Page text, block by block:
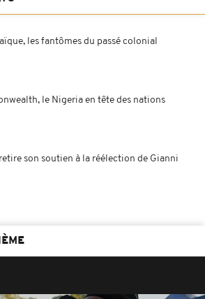
les fantômes du passé colonial
le Nigeria en tête des nations
retire son soutien à la réélection de Gianni